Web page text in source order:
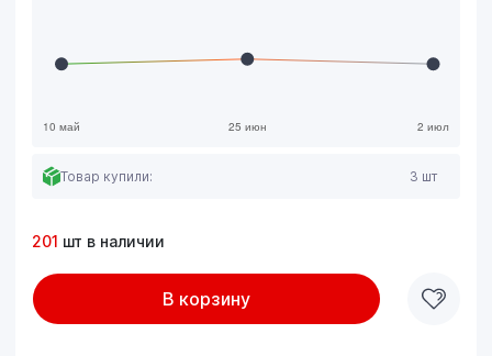
Товар купили: 3 шт
201 шт в наличии
В корзину